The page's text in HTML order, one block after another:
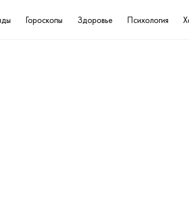
Гороскопы Здоровье Психология